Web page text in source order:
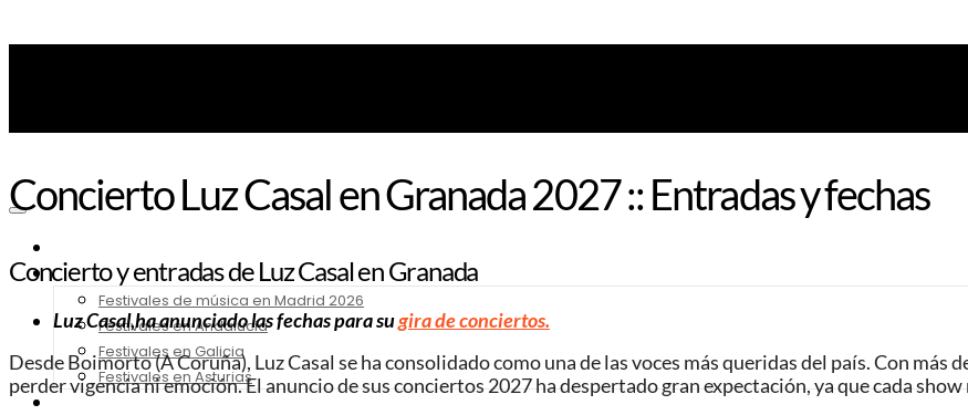
Festivales 2026
Festivales de música en Madrid 2026
Festivales en Andalucia
Festivales en Galicia
Festivales en Asturias
Conciertos 2026
Concierto Luz Casal en Granada 2027 :: Entradas y fechas
Concierto y entradas de Luz Casal en Granada
Luz Casal,ha anunciado las fechas para sugira de conciertos.
Desde Boimorto (A Coruña), Luz Casal se ha consolidado como una de las voces más queridas del país. Con más
perder vigencia ni emoción. El anuncio de sus conciertos 2027 ha despertado gran expectación, ya que cada